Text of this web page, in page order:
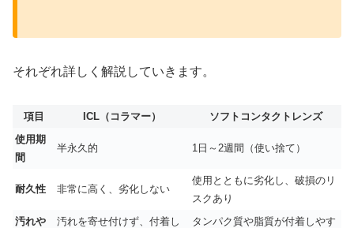
それぞれ詳しく解説していきます。
項目 ICL（コラマー）
ソフトコンタクトレンズ
使用期
間
半永久的 1日～2週間（使い捨て）
耐久性 非常に高く、劣化しない
使用とともに劣化し、破損のリ
スクあり
汚れや
汚れを寄せ付けず、付着し タンパク質や脂質が付着しやす